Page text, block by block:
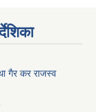
गैर कर राजस्व